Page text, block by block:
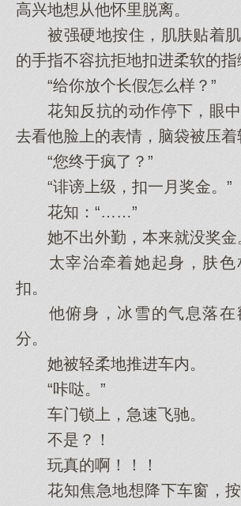
高兴地想从他怀里脱离。
被强硬地按住，肌肤贴着肌
的手指不容抗拒地扣进柔软的指
“给你放个长假怎么样？”
花知反抗的动作停下，眼中
去看他脸上的表情，脑袋被压着
“您终于疯了？”
“诽谤上级，扣一月奖金。”
花知：“……”
她不出外勤，本来就没奖金
太宰治牵着她起身，肤色
扣。
他俯身，冰雪的气息落在
分。
她被轻柔地推进车内。
“咔哒。”
车门锁上，急速飞驰。
不是？！
玩真的啊！！！
花知焦急地想降下车窗，按